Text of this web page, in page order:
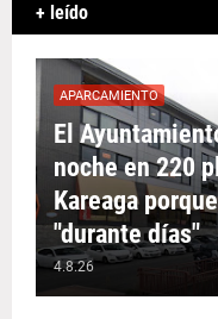
+ leído
APARCAMIENTO
El
noche en 220
Kareaga
"durante días"
4.8.26